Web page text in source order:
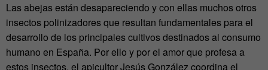
Las abejas están desapareciendo y con ellas muchos otros
insectos polinizadores que resultan fundamentales para el
desarrollo de los principales cultivos destinados al consumo
humano en España. Por ello y por el amor que profesa a
estos insectos, el apicultor Jesús González coordina el